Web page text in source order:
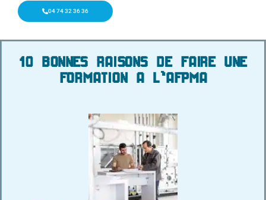
10 BONNES RAISONS DE FAIRE UNE
FORMATION A L'AFPMA
04 74 32 36 36